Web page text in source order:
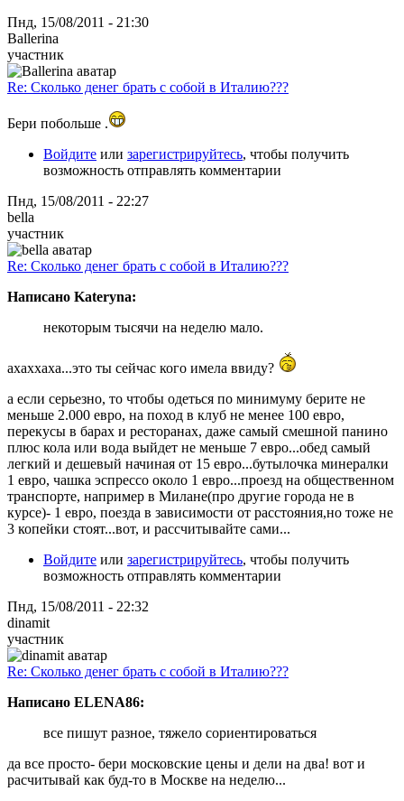
Пнд, 15/08/2011 - 21:30
Ballerina
участник
Re: Сколько денег брать с собой в Италию???
Бери побольше .
Войдите или зарегистрируйтесь, чтобы получить
возможность отправлять комментарии
Пнд, 15/08/2011 - 22:27
bella
участник
Re: Сколько денег брать с собой в Италию???
Написано Kateryna:
некоторым тысячи на неделю мало.
ахаххаха...это ты сейчас кого имела ввиду?
а если серьезно, то чтобы одеться по минимуму берите не
меньше 2.000 евро, на поход в клуб не менее 100 евро,
перекусы в барах и ресторанах, даже самый смешной панино
плюс кола или вода выйдет не меньше 7 евро...обед самый
легкий и дешевый начиная от 15 евро...бутылочка минералки
1 евро, чашка эспрессо около 1 евро...проезд на общественном
транспорте, например в Милане(про другие города не в
курсе)- 1 евро, поезда в зависимости от расстояния,но тоже не
3 копейки стоят...вот, и рассчитывайте сами...
Войдите или зарегистрируйтесь, чтобы получить
возможность отправлять комментарии
Пнд, 15/08/2011 - 22:32
dinamit
участник
Re: Сколько денег брать с собой в Италию???
Написано ELENA86:
все пишут разное, тяжело сориентироваться
да все просто- бери московские цены и дели на два! вот и
расчитывай как буд-то в Москве на неделю...